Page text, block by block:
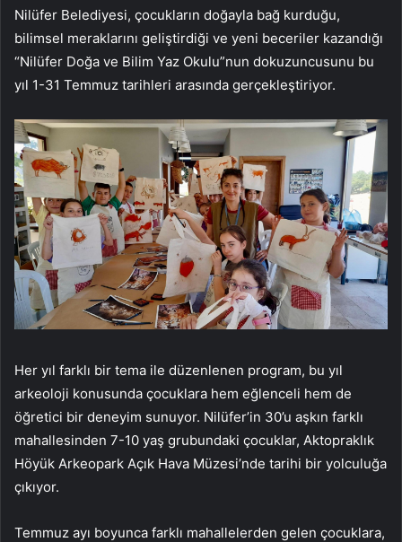
Nilüfer Belediyesi, çocukların doğayla bağ kurduğu,
bilimsel meraklarını geliştirdiği ve yeni beceriler kazandığı
“Nilüfer Doğa ve Bilim Yaz Okulu”nun dokuzuncusunu bu
yıl 1-31 Temmuz tarihleri arasında gerçekleştiriyor.
Her yıl farklı bir tema ile düzenlenen program, bu yıl
arkeoloji konusunda çocuklara hem eğlenceli hem de
öğretici bir deneyim sunuyor. Nilüfer’in 30’u aşkın farklı
mahallesinden 7-10 yaş grubundaki çocuklar, Aktopraklık
Höyük Arkeopark Açık Hava Müzesi’nde tarihi bir yolculuğa
çıkıyor.
Temmuz ayı boyunca farklı mahallelerden gelen çocuklara,